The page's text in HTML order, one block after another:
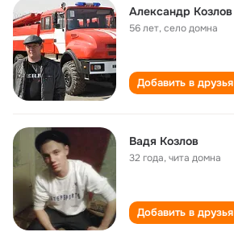
Александр Козлов
56 лет,село домна
Добавить в друзья
Вадя Козлов
32 года,чита домна
Добавить в друзья